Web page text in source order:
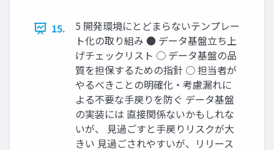
15.
5 開発環境にとどまらないテンプレー
ト化の取り組み ● データ基盤立ち上
げチェックリスト ○ データ基盤の品
質を担保するための指針 ○ 担当者が
やるべきことの明確化・考慮漏れに
よる不要な手戻りを防ぐ データ基盤
の実装には 直接関係ないかもしれな
いが、 見過ごすと手戻りリスクが大
きい 見過ごされやすいが、リリース